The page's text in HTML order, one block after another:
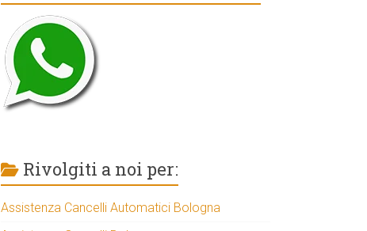
Rivolgiti a noi per:
Assistenza Cancelli Automatici Bologna